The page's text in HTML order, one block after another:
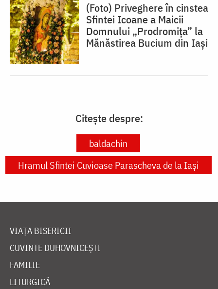
(Foto) Priveghere în cinstea
Sfintei Icoane a Maicii
Domnului „Prodromița” la
Mănăstirea Bucium din Iași
Citește despre:
baldachin
Hramul Sfintei Cuvioase Parascheva de la Iași
VIAȚA BISERICII
CUVINTE DUHOVNICEȘTI
FAMILIE
LITURGICĂ